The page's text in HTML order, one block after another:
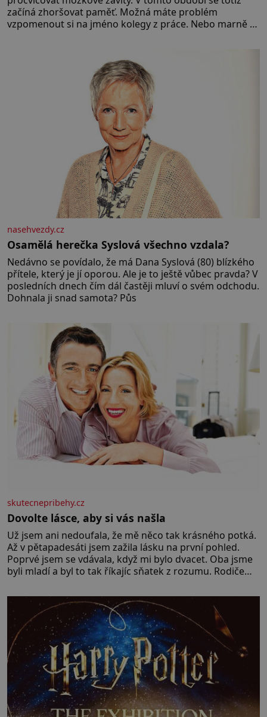
začíná zhoršovat paměť. Možná máte problém
vzpomenout si na jméno kolegy z práce. Nebo marně v
rozhodla stávkovat. Cvičte
nasehvezdy.cz
Osamělá herečka Syslová všechno vzdala?
Nedávno se povídalo, že má Dana Syslová (80) blízkého
přítele, který je jí oporou. Ale je to ještě vůbec pravda? V
posledních dnech čím dál častěji mluví o svém odchodu.
Dohnala ji snad samota? Půs
skutecnepribehy.cz
Dovolte lásce, aby si vás našla
Už jsem ani nedoufala, že mě něco tak krásného potká.
Až v pětapadesáti jsem zažila lásku na první pohled.
Poprvé jsem se vdávala, když mi bylo dvacet. Oba jsme
byli mladí a byl to tak říkajíc sňatek z rozumu. Rodiče
muž. Manželství nám oběma moc nesvědčilo, brzy jsme
zjistili, že